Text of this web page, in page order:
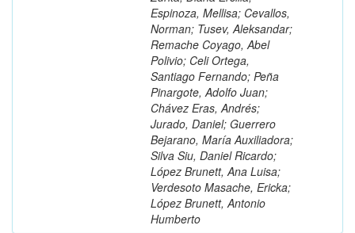
Espinoza, Mellisa; Cevallos,
Norman; Tusev, Aleksandar;
Remache Coyago, Abel
Polivio; Celi Ortega,
Santiago Fernando; Peña
Pinargote, Adolfo Juan;
Chávez Eras, Andrés;
Jurado, Daniel; Guerrero
Bejarano, María Auxiliadora;
Silva Siu, Daniel Ricardo;
López Brunett, Ana Luisa;
Verdesoto Masache, Ericka;
López Brunett, Antonio
Humberto